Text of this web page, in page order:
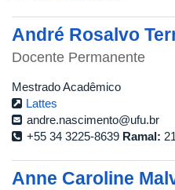
André Rosalvo
Docente Permanente
Mestrado Acadêmico
Lattes
andre.nascimento@ufu.br
+55 34 3225-8639 Ramal:
Anne Caroline